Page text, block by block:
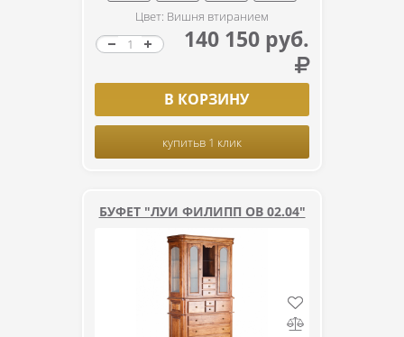
Цвет: Вишня втиранием
140 150 руб.
В КОРЗИНУ
купитьв 1 клик
БУФЕТ "ЛУИ ФИЛИПП ОВ 02.04"